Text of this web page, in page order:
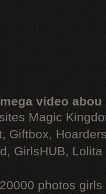
video abou
Magic
Giftbox,
GirlsHUB, Lolita
photos